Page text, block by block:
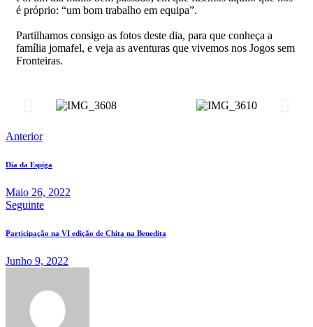
é próprio: “um bom trabalho em equipa”.
Partilhamos consigo as fotos deste dia, para que conheça a
família jomafel, e veja as aventuras que vivemos nos Jogos sem
Fronteiras.
Anterior
Dia da Espiga
Maio 26, 2022
Seguinte
Participação na VI edição de Chita na Benedita
Junho 9, 2022